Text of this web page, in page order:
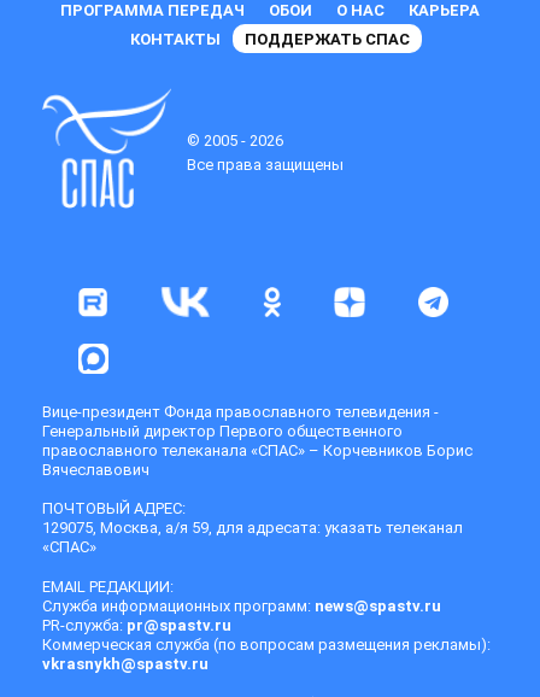
ПРОГРАММА ПЕРЕДАЧ ОБОИ О НАС
КАРЬЕРА
КОНТАКТЫ
ПОДДЕРЖАТЬ СПАС
© 2005 - 2026
Все права защищены
Вице-президент Фонда православного телевидения -
Генеральный директор Первого общественного
православного телеканала «СПАС» – Корчевников Борис
Вячеславович
ПОЧТОВЫЙ АДРЕС:
129075, Москва, а/я 59, для адресата: указать телеканал
«СПАС»
EMAIL РЕДАКЦИИ:
Служба информационных программ: news@spastv.ru
PR-служба: pr@spastv.ru
Коммерческая служба (по вопросам размещения рекламы):
vkrasnykh@spastv.ru